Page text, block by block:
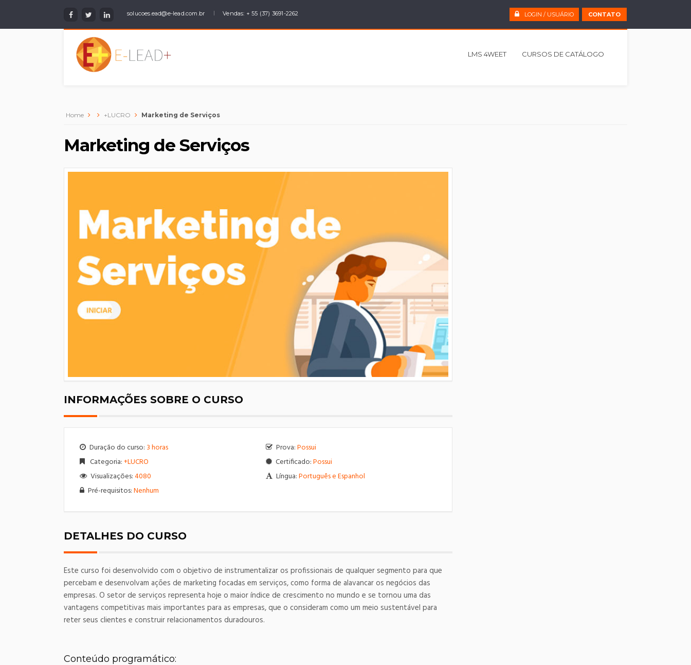
solucoes.ead@e-lead.com.br Vendas: + 55 (37) 3691-2262 LOGIN / USUÁRIO CONTATO
LMS 4WEET CURSOS DE CATÁLOGO
Home +LUCRO Marketing de Serviços
Marketing de Serviços
INFORMAÇÕES SOBRE O CURSO
Duração do curso: 3 horas
Categoria:+LUCRO
Visualizações:4080
Pré-requisitos:Nenhum
Prova:Possui
Certificado:Possui
Língua:Português e Espanhol
DETALHES DO CURSO
Este curso foi desenvolvido com o objetivo de instrumentalizar os profissionais de qualquer segmento para que
percebam e desenvolvam ações de marketing focadas em serviços, como forma de alavancar os negócios das
empresas. O setor de serviços representa hoje o maior índice de crescimento no mundo e se tornou uma das
vantagens competitivas mais importantes para as empresas, que o consideram como um meio sustentável para
reter seus clientes e construir relacionamentos duradouros.
Conteúdo programático: